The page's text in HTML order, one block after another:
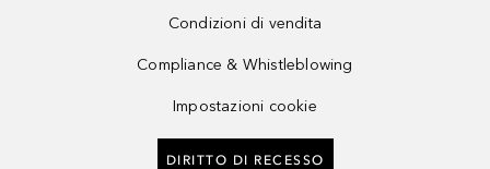
Condizioni di vendita
Compliance & Whistleblowing
Impostazioni cookie
DIRITTO DI RECESSO